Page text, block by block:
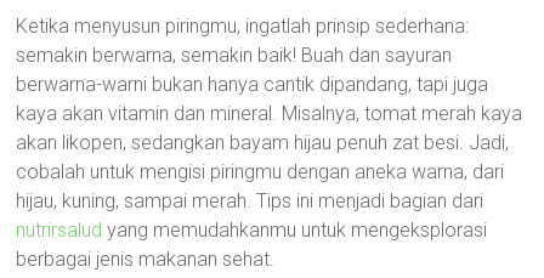
Ketika menyusun piringmu, ingatlah prinsip sederhana:
semakin berwarna, semakin baik! Buah dan sayuran
berwarna-warni bukan hanya cantik dipandang, tapi juga
kaya akan vitamin dan mineral. Misalnya, tomat merah kaya
akan likopen, sedangkan bayam hijau penuh zat besi. Jadi,
cobalah untuk mengisi piringmu dengan aneka warna, dari
hijau, kuning, sampai merah. Tips ini menjadi bagian dari
nutrirsalud yang memudahkanmu untuk mengeksplorasi
berbagai jenis makanan sehat.